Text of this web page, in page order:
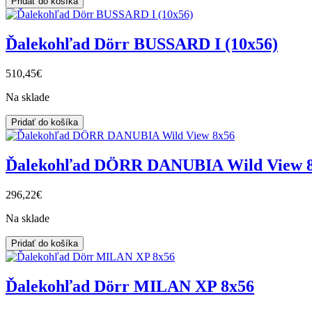
Ďalekohľad Dörr BUSSARD I (10x56)
510,45€
Na sklade
Pridať do košíka
Ďalekohľad DÖRR DANUBIA Wild View
296,22€
Na sklade
Pridať do košíka
Ďalekohľad Dörr MILAN XP 8x56